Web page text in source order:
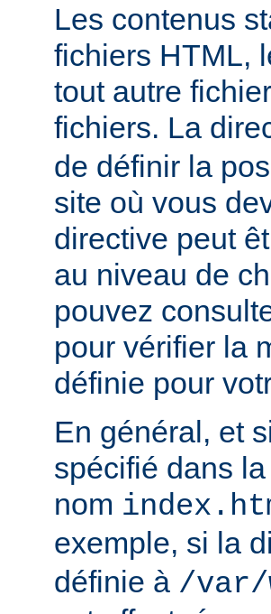
Les contenus
fichiers HTML,
tout autre
fichiers. La
de définir la
site où vous
directive peut
au niveau de
pouvez
pour vérifier la
définie pour
En général, et
spécifié dans
nom
exemple, si la
définie à /var/